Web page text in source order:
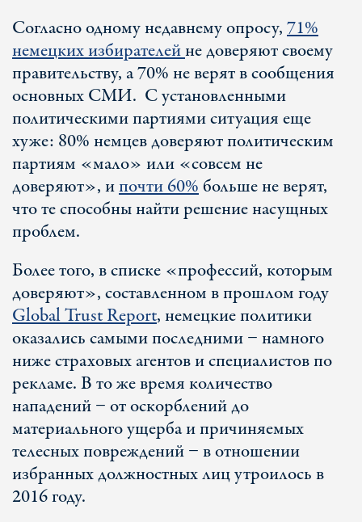
Согласно одному недавнему опросу,71%
немецких избирателейне доверяют своему
правительству, а 70% не верят в сообщения
основных СМИ. С установленными
политическими партиями ситуация еще
хуже: 80% немцев доверяют политическим
партиям «мало» или «совсем не
доверяют», ипочти 60%больше не верят,
что те способны найти решение насущных
проблем.
Более того, в списке «профессий, которым
доверяют», составленном в прошлом году
Global Trust Report, немецкие политики
оказались самыми последними − намного
ниже страховых агентов и специалистов по
рекламе. В то же время количество
нападений − от оскорблений до
материального ущерба и причиняемых
телесных повреждений − в отношении
избранных должностных лиц утроилось в
2016 году.